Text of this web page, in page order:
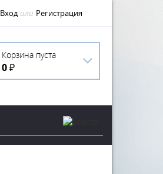
Вход или Регистрация
Корзина пуста
0 ₽